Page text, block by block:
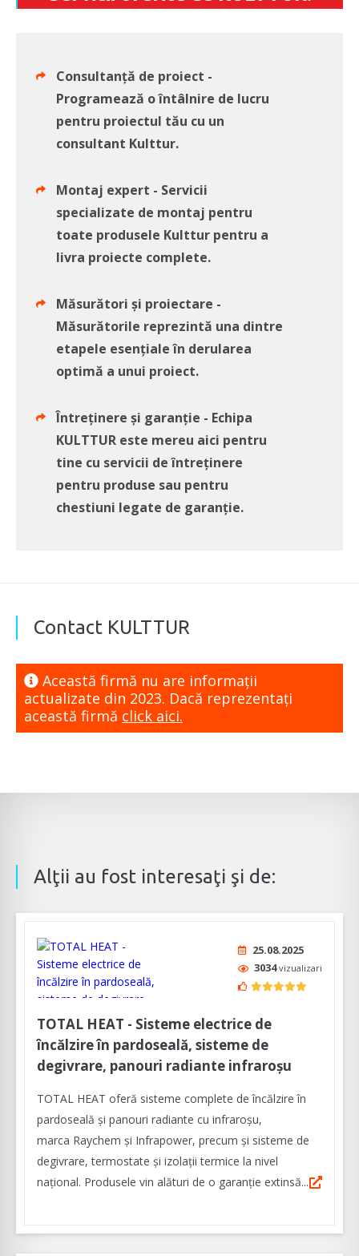
Consultanță de proiect -
Programează o întâlnire de lucru
pentru proiectul tău cu un
consultant Kulttur.
Montaj expert - Servicii
specializate de montaj pentru
toate produsele Kulttur pentru a
livra proiecte complete.
Măsurători și proiectare -
Măsurătorile reprezintă una dintre
etapele esențiale în derularea
optimă a unui proiect.
Întreținere și garanție - Echipa
KULTTUR este mereu aici pentru
tine cu servicii de întreținere
pentru produse sau pentru
chestiuni legate de garanție.
Contact KULTTUR
Această firmă nu are informaţii
actualizate din 2023. Dacă reprezentaţi
această firmă click aici.
Alţii au fost interesaţi şi de:
25.08.2025
3034vizualizari
TOTAL HEAT - Sisteme electrice de
încălzire în pardoseală, sisteme de
degivrare, panouri radiante infraroșu
TOTAL HEAT oferă sisteme complete de încălzire în
pardoseală și panouri radiante cu infraroșu,
marca Raychem și Infrapower, precum și sisteme de
degivrare, termostate și izolații termice la nivel
național. Produsele vin alături de o garanție extinsă...